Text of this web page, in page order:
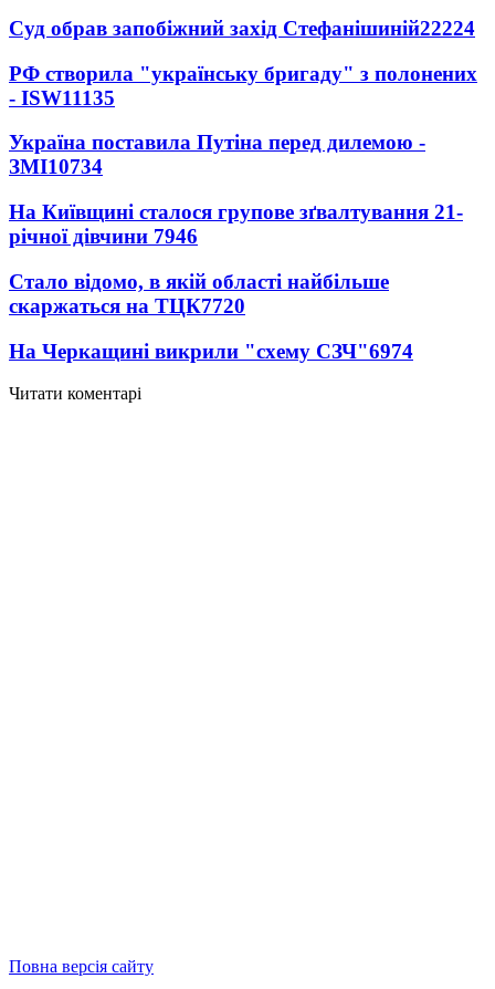
Суд обрав запобіжний захід Стефанішиній22224
РФ створила "українську бригаду" з полонених
- ISW11135
Україна поставила Путіна перед дилемою -
ЗМІ10734
На Київщині сталося групове зґвалтування 21-
річної дівчини 7946
Стало відомо, в якій області найбільше
скаржаться на ТЦК7720
На Черкащині викрили "схему СЗЧ"6974
Читати коментарі
Повна версія сайту